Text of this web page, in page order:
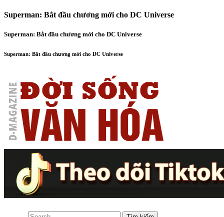
Superman: Bắt đầu chương mới cho DC Universe
Superman: Bắt đầu chương mới cho DC Universe
Superman: Bắt đầu chương mới cho DC Universe